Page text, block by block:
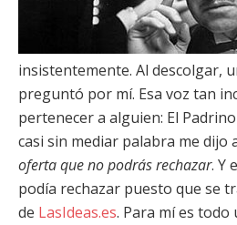
insistentemente. Al descolgar,
preguntó por mí. Esa voz tan
pertenecer a alguien: El Padrino
casi sin mediar palabra me dijo
oferta que no podrás rechazar. Y
podía rechazar puesto que se
de LasIdeas.es. Para mí es todo